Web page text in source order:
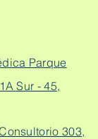
Parque
Sur - 45,
303,